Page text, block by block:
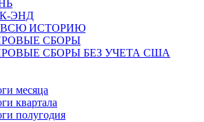
ЭНД
ВСЮ ИСТОРИЮ
СБОРЫ
СБОРЫ БЕЗ УЧЕТА США
месяца
квартала
полугодия